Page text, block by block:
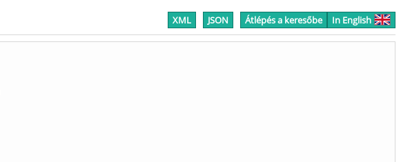
XML JSON Átlépés a keresőbe In English